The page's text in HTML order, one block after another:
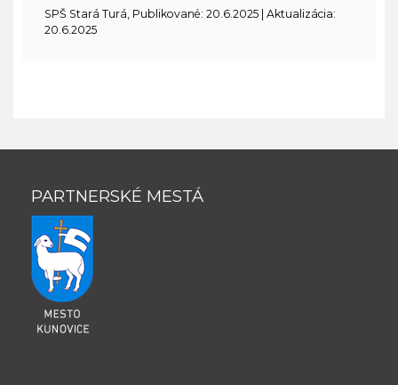
SPŠ Stará Turá, Publikované: 20.6.2025 | Aktualizácia:
20.6.2025
PARTNERSKÉ MESTÁ